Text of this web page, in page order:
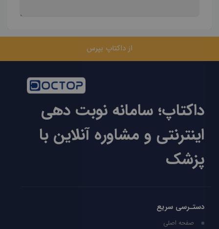
از داکتاپ بپرس
داکتاپ؛ سامانه نوبت دهی
اینترنتی و مشاوره آنلاین با
پزشک
دستـرسی سریع
صفحه اصلی